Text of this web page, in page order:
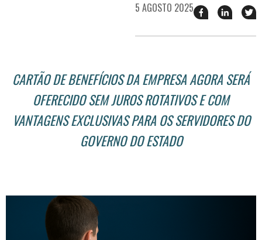
5 AGOSTO 2025 Compartilhar
esse
no
esse
no
CARTÃO DE BENEFÍCIOS DA EMPRESA AGORA SERÁ
OFERECIDO SEM JUROS ROTATIVOS E COM
VANTAGENS EXCLUSIVAS PARA OS SERVIDORES DO
GOVERNO DO ESTADO